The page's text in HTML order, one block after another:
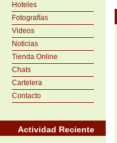
Hoteles
Fotografías
Videos
Noticias
Tienda Online
Chats
Cartelera
Contacto
Actividad Reciente